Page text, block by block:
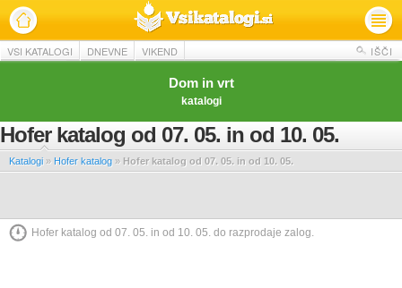
VSI KATALOGI DNEVNE VIKEND IŠČI
Dom in vrt
katalogi
Hofer katalog od 07. 05. in od 10. 05.
Katalogi » Hofer katalog » Hofer katalog od 07. 05. in od 10. 05.
Hofer katalog od 07. 05. in od 10. 05. do razprodaje zalog.